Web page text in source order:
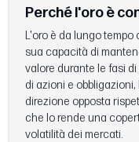
Perché l'oro è
L'oro è da lungo
sua capacità di
valore durante le fasi
di azioni e
direzione opposta
che lo rende una
volatilità dei mercati.